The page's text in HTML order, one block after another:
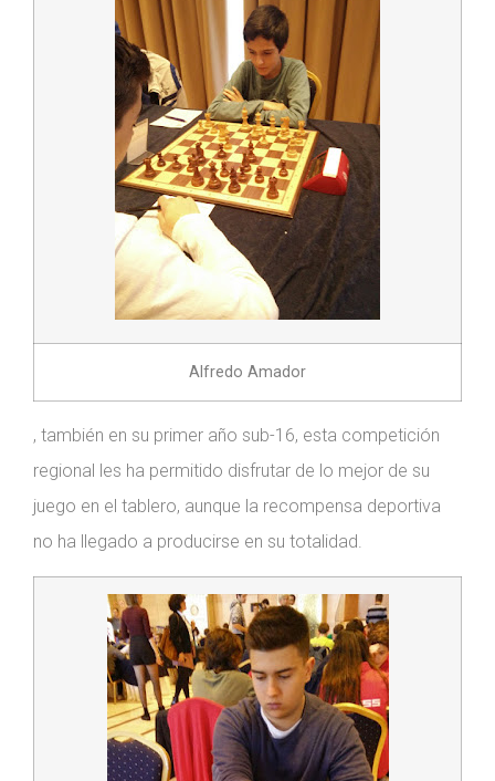
Alfredo Amador
, también en su primer año sub-16, esta competición
regional les ha permitido disfrutar de lo mejor de su
juego en el tablero, aunque la recompensa deportiva
no ha llegado a producirse en su totalidad.